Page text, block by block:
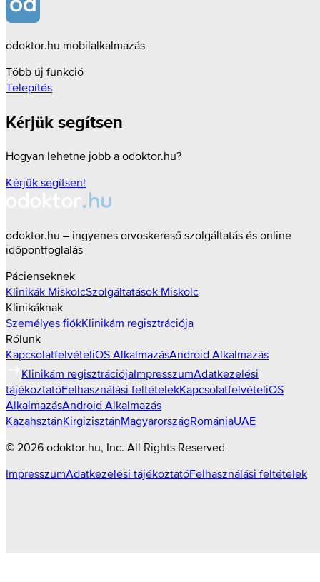
odoktor.hu mobilalkalmazás
Több új funkció
Telepítés
Kérjük segítsen
Hogyan lehetne jobb a odoktor.hu?
Kérjük segítsen!
odoktor.hu – ingyenes orvoskereső szolgáltatás és online
időpontfoglalás
Pácienseknek
Klinikák MiskolcSzolgáltatások Miskolc
Klinikáknak
Személyes fiókKlinikám regisztrációja
Rólunk
KapcsolatfelvételiOS AlkalmazásAndroid Alkalmazás
Klinikám regisztrációjaImpresszumAdatkezelési
tájékoztatóFelhasználási feltételekKapcsolatfelvételiOS
AlkalmazásAndroid Alkalmazás
KazahsztánKirgizisztánMagyarországRomániaUAE
© 2026 odoktor.hu, Inc. All Rights Reserved
ImpresszumAdatkezelési tájékoztatóFelhasználási feltételek